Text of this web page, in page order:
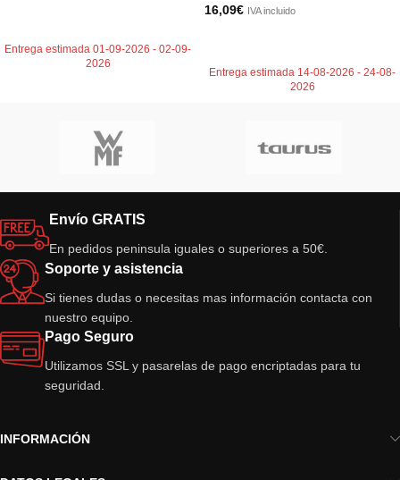
Entrega estimada 01-09-2026 - 02-09-
2026
16,09€ IVA incluido
Entrega estimada 14-08-2026 - 24-08-
2026
Envío GRATIS
En pedidos peninsula iguales o superiores a 50€.
Soporte y asistencia
Si tienes dudas o necesitas mas información contacta con
nuestro equipo.
Pago Seguro
Utilizamos SSL y pasarelas de pago encriptadas para tu
seguridad.
INFORMACIÓN